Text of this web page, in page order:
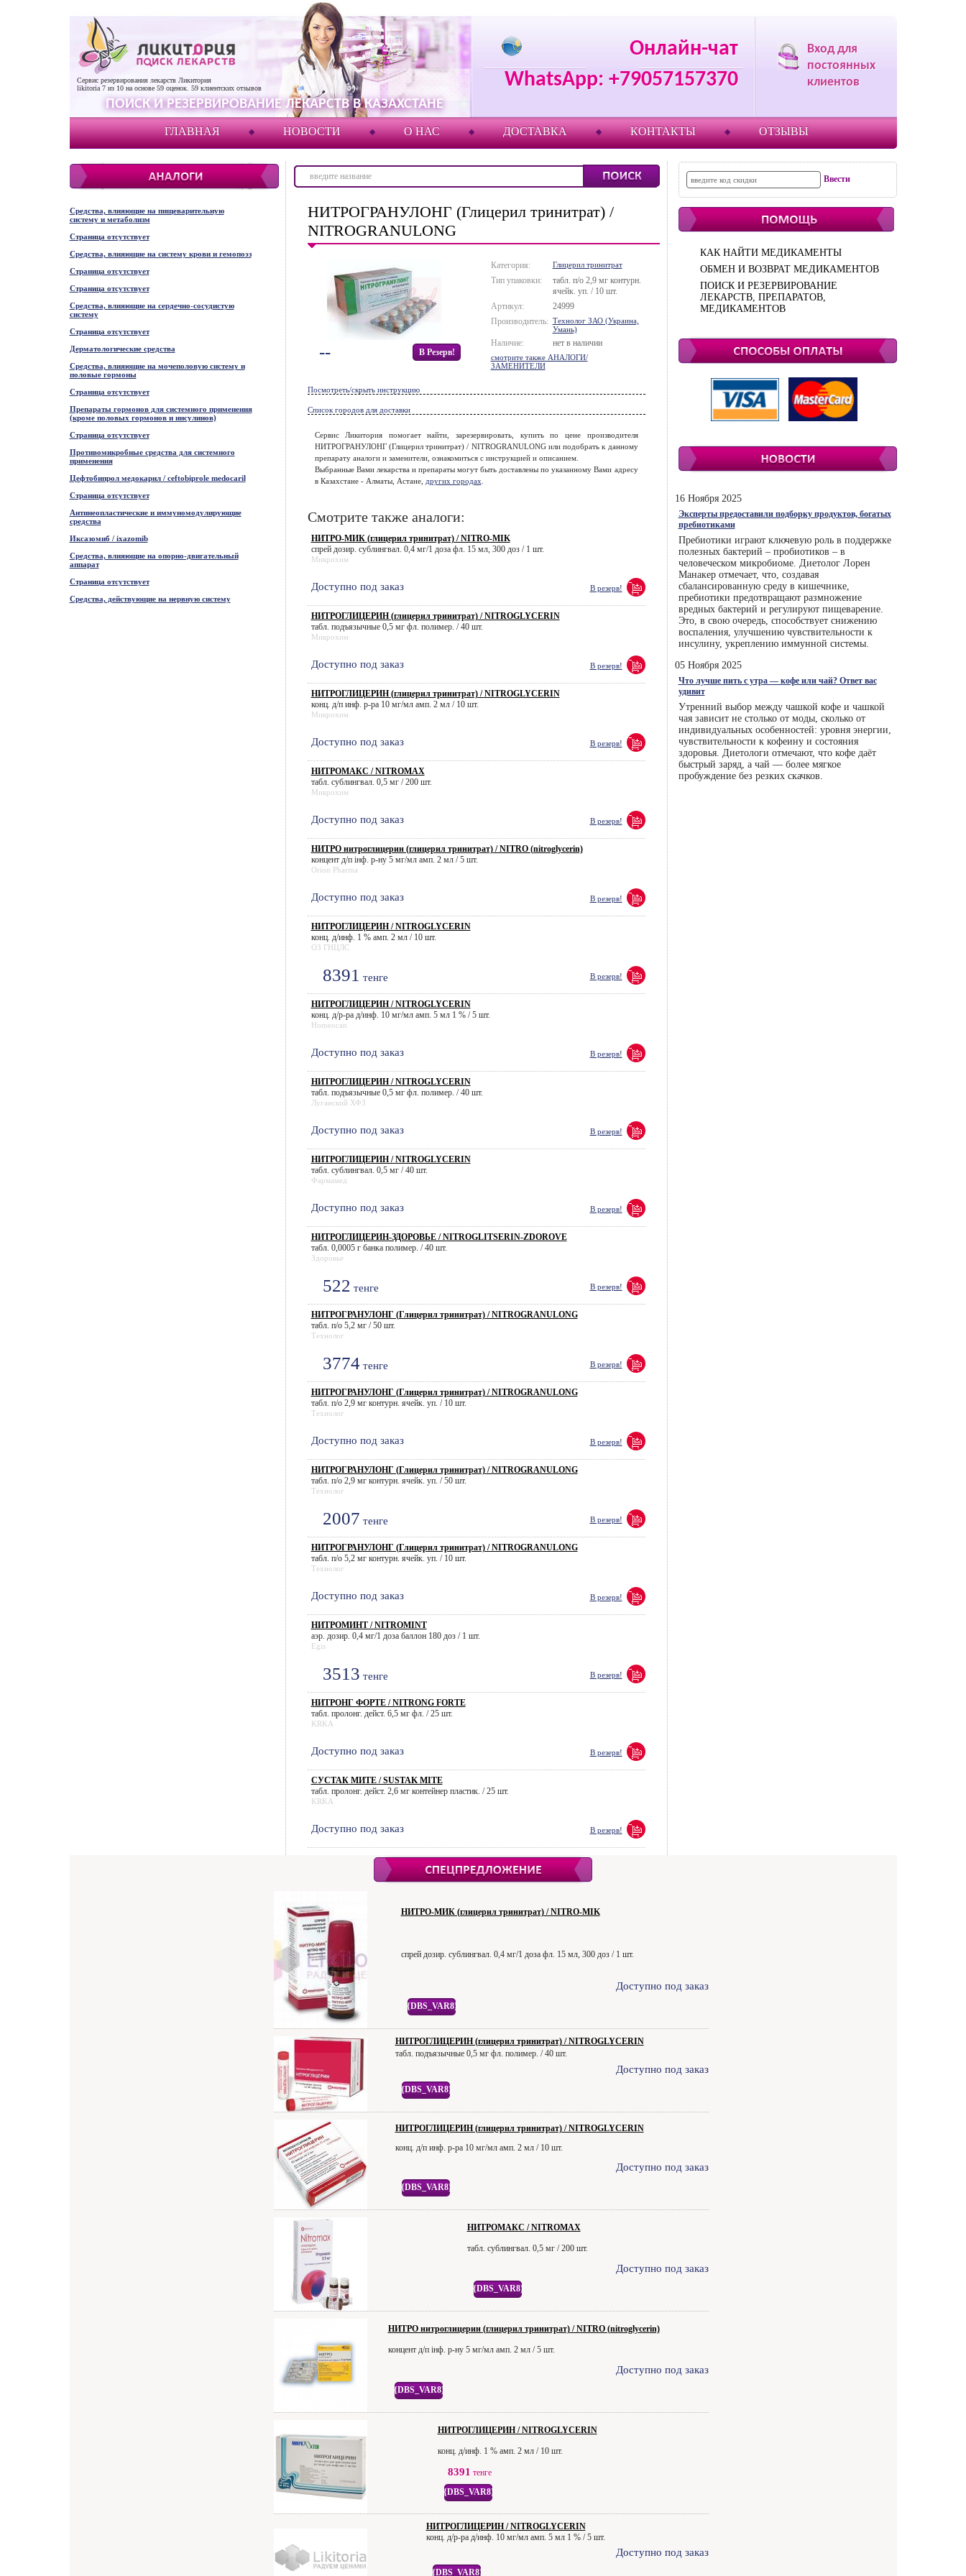
Сервис резервирования лекарств Ликитория
likitoria 7из 10 на основе 59оценок. 59клиентских отзывов
ПОИСК И РЕЗЕРВИРОВАНИЕ ЛЕКАРСТВ В КАЗАХСТАНЕ
Онлайн-чат
WhatsApp: +79057157370
Вход для
постоянных
клиентов
ГЛАВНАЯ НОВОСТИ О НАС ДОСТАВКА КОНТАКТЫ ОТЗЫВЫ
Средства, влияющие на пищеварительную
систему и метаболизм
Страница отсутствует
Средства, влияющие на систему крови и гемопоэз
Страница отсутствует
Страница отсутствует
Средства, влияющие на сердечно-сосудистую
систему
Страница отсутствует
Дерматологические средства
Средства, влияющие на мочеполовую систему и
половые гормоны
Страница отсутствует
Препараты гормонов для системного применения
(кроме половых гормонов и инсулинов)
Страница отсутствует
Противомикробные средства для системного
применения
Цефтобипрол медокарил / ceftobiprole medocaril
Страница отсутствует
Антинеопластические и иммуномодулирующие
средства
Иксазомиб / ixazomib
Средства, влияющие на опорно-двигательный
аппарат
Страница отсутствует
Средства, действующие на нервную систему
НИТРОГРАНУЛОНГ (Глицерил тринитрат) /
NITROGRANULONG
-- В Резерв!
Категория: Глицерил тринитрат
Тип упаковки:
табл. п/о 2,9 мг контурн.
ячейк. уп. / 10 шт.
Артикул:
24999
Производитель: Технолог ЗАО (Украина,
Умань)
Наличие: нет в наличии
смотрите также АНАЛОГИ/
ЗАМЕНИТЕЛИ
Посмотреть/скрыть инструкцию
Список городов для доставки
Сервис Ликитория помогает найти, зарезервировать, купить по цене производителя
НИТРОГРАНУЛОНГ (Глицерил тринитрат) / NITROGRANULONG или подобрать к данному
препарату аналоги и заменители, ознакомиться с инструкцией и описанием.
Выбранные Вами лекарства и препараты могут быть доставлены по указанному Вами адресу
в Казахстане - Алматы, Астане, других городах
Смотрите также аналоги:
НИТРО-МИК (глицерил тринитрат) / NITRO-MIK
спрей дозир. сублингвал. 0,4 мг/1 доза фл. 15 мл, 300 доз / 1 шт.
Микрохим
Доступно под заказ В резерв!
НИТРОГЛИЦЕРИН (глицерил тринитрат) / NITROGLYCERIN
табл. подъязычные 0,5 мг фл. полимер. / 40 шт.
Микрохим
Доступно под заказ В резерв!
НИТРОГЛИЦЕРИН (глицерил тринитрат) / NITROGLYCERIN
конц. д/п инф. р-ра 10 мг/мл амп. 2 мл / 10 шт.
Микрохим
Доступно под заказ В резерв!
НИТРОМАКС / NITROMAX
табл. сублингвал. 0,5 мг / 200 шт.
Микрохим
Доступно под заказ В резерв!
НИТРО нитроглицерин (глицерил тринитрат) / NITRO (nitroglycerin)
концент д/п інф. р-ну 5 мг/мл амп. 2 мл / 5 шт.
Orion Pharma
Доступно под заказ В резерв!
НИТРОГЛИЦЕРИН / NITROGLYCERIN
конц. д/инф. 1 % амп. 2 мл / 10 шт.
ОЗ ГНЦЛС
8391 тенге В резерв!
НИТРОГЛИЦЕРИН / NITROGLYCERIN
конц. д/р-ра д/инф. 10 мг/мл амп. 5 мл 1 % / 5 шт.
Homeocan
Доступно под заказ В резерв!
НИТРОГЛИЦЕРИН / NITROGLYCERIN
табл. подъязычные 0,5 мг фл. полимер. / 40 шт.
Луганский ХФЗ
Доступно под заказ В резерв!
НИТРОГЛИЦЕРИН / NITROGLYCERIN
табл. сублингвал. 0,5 мг / 40 шт.
Фармамед
Доступно под заказ В резерв!
НИТРОГЛИЦЕРИН-ЗДОРОВЬЕ / NITROGLITSERIN-ZDOROVE
табл. 0,0005 г банка полимер. / 40 шт.
Здоровье
522 тенге В резерв!
НИТРОГРАНУЛОНГ (Глицерил тринитрат) / NITROGRANULONG
табл. п/о 5,2 мг / 50 шт.
Технолог
3774тенге В резерв!
НИТРОГРАНУЛОНГ (Глицерил тринитрат) / NITROGRANULONG
табл. п/о 2,9 мг контурн. ячейк. уп. / 10 шт.
Технолог
Доступно под заказ В резерв!
НИТРОГРАНУЛОНГ (Глицерил тринитрат) / NITROGRANULONG
табл. п/о 2,9 мг контурн. ячейк. уп. / 50 шт.
Технолог
2007 тенге В резерв!
НИТРОГРАНУЛОНГ (Глицерил тринитрат) / NITROGRANULONG
табл. п/о 5,2 мг контурн. ячейк. уп. / 10 шт.
Технолог
Доступно под заказ В резерв!
НИТРОМИНТ / NITROMINT
аэр. дозир. 0,4 мг/1 доза баллон 180 доз / 1 шт.
Egis
3513 тенге В резерв!
НИТРОНГ ФОРТЕ / NITRONG FORTE
табл. пролонг. дейст. 6,5 мг фл. / 25 шт.
KRKA
Доступно под заказ В резерв!
СУСТАК МИТЕ / SUSTAK MITE
табл. пролонг. дейст. 2,6 мг контейнер пластик. / 25 шт.
KRKA
Доступно под заказ В резерв!
КАК НАЙТИ МЕДИКАМЕНТЫ
ОБМЕН И ВОЗВРАТ МЕДИКАМЕНТОВ
ПОИСК И РЕЗЕРВИРОВАНИЕ
ЛЕКАРСТВ, ПРЕПАРАТОВ,
МЕДИКАМЕНТОВ
16 Ноября 2025
Эксперты предоставили подборку продуктов, богатых
пребиотиками
Пребиотики играют ключевую роль в поддержке
полезных бактерий – пробиотиков – в
человеческом микробиоме. Диетолог Лорен
Манакер отмечает, что, создавая
сбалансированную среду в кишечнике,
пребиотики предотвращают размножение
вредных бактерий и регулируют пищеварение.
Это, в свою очередь, способствует снижению
воспаления, улучшению чувствительности к
инсулину, укреплению иммунной системы.
05 Ноября 2025
Что лучше пить с утра — кофе или чай? Ответ вас
удивит
Утренний выбор между чашкой кофе и чашкой
чая зависит не столько от моды, сколько от
индивидуальных особенностей: уровня энергии,
чувствительности к кофеину и состояния
здоровья. Диетологи отмечают, что кофе даёт
быстрый заряд, а чай — более мягкое
пробуждение без резких скачков.
НИТРО-МИК (глицерил тринитрат) / NITRO-MIK
спрей дозир. сублингвал. 0,4 мг/1 доза фл. 15 мл, 300 доз / 1 шт.
Доступно под заказ
{DBS_VAR8}
НИТРОГЛИЦЕРИН (глицерил тринитрат) / NITROGLYCERIN
табл. подъязычные 0,5 мг фл. полимер. / 40 шт.
Доступно под заказ
{DBS_VAR8}
НИТРОГЛИЦЕРИН (глицерил тринитрат) / NITROGLYCERIN
конц. д/п инф. р-ра 10 мг/мл амп. 2 мл / 10 шт.
Доступно под заказ
{DBS_VAR8}
НИТРОМАКС / NITROMAX
табл. сублингвал. 0,5 мг / 200 шт.
Доступно под заказ
{DBS_VAR8}
НИТРО нитроглицерин (глицерил тринитрат) / NITRO (nitroglycerin)
концент д/п інф. р-ну 5 мг/мл амп. 2 мл / 5 шт.
Доступно под заказ
{DBS_VAR8}
НИТРОГЛИЦЕРИН / NITROGLYCERIN
конц. д/инф. 1 % амп. 2 мл / 10 шт.
8391 тенге
{DBS_VAR8}
НИТРОГЛИЦЕРИН / NITROGLYCERIN
конц. д/р-ра д/инф. 10 мг/мл амп. 5 мл 1 % / 5 шт.
Доступно под заказ
{DBS_VAR8}